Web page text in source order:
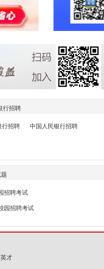
行招聘
行招聘 中国人民银行招聘
招聘考试
园招聘考试
才